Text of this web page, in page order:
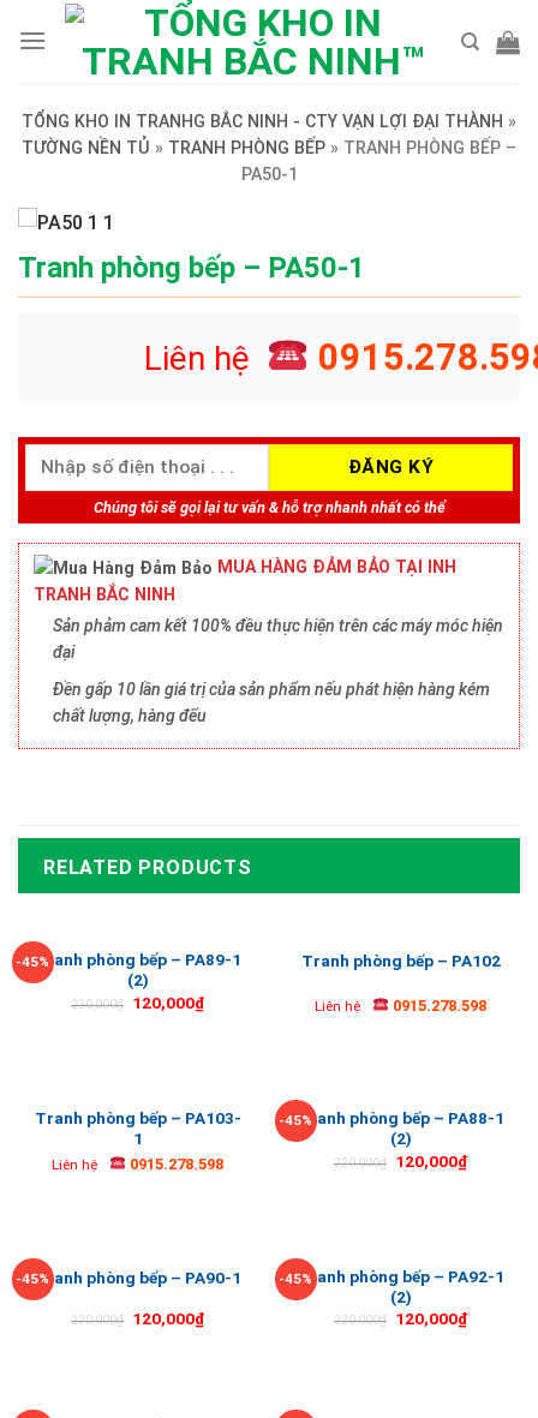
TỔNG KHO IN TRANHG BẮC NINH - CTY VẠN LỢI ĐẠI THÀNH »
TƯỜNG NỀN TỦ » TRANH PHÒNG BẾP » TRANH PHÒNG BẾP –
PA50-1
Tranh phòng bếp – PA50-1
Liên hệ
Chúng tôi sẽ gọi lại tư vấn & hỗ trợ nhanh nhất có thể
MUA HÀNG ĐẢM BẢO TẠI INH
TRANH BẮC NINH
Sản phảm cam kết 100% đều thực hiện trên các máy móc hiện
đại
Đền gấp 10 lần giá trị của sản phẩm nếu phát hiện hàng kém
chất lượng, hàng đểu
RELATED PRODUCTS
-45%Tranh phòng bếp – PA89-1
(2)
220,000₫ 120,000₫
Tranh phòng bếp – PA102
Liên hệ 0915.278.598
Tranh phòng bếp – PA103-
1
Liên hệ 0915.278.598
-45%Tranh phòng bếp – PA88-1
(2)
220,000₫ 120,000₫
-45%Tranh phòng bếp – PA90-1
220,000₫ 120,000₫
-45%Tranh phòng bếp – PA92-1
(2)
220,000₫ 120,000₫